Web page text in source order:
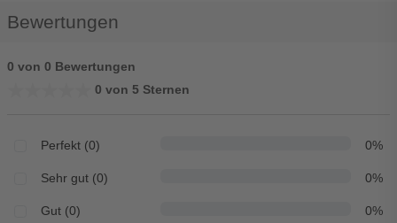
Bewertungen
0 von 0 Bewertungen
0 von 5 Sternen
Perfekt (0) 0%
Sehr gut (0) 0%
Gut (0) 0%